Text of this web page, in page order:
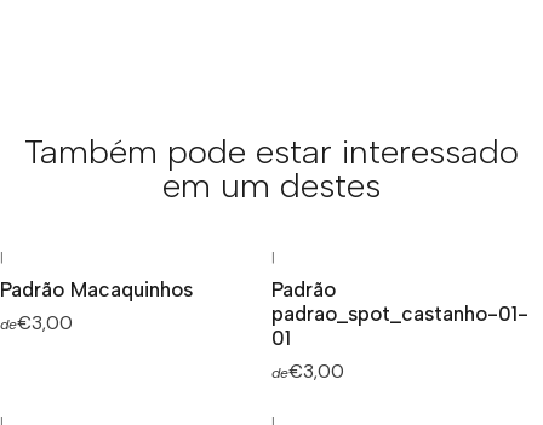
Também pode estar interessado
em um destes
|
Padrão Macaquinhos
de€3,00
|
Padrão
padrao_spot_castanho-01-
01
de€3,00